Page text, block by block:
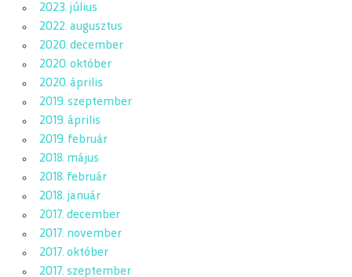
2023. július
2022. augusztus
2020. december
2020. október
2020. április
2019. szeptember
2019. április
2019. február
2018. május
2018. február
2018. január
2017. december
2017. november
2017. október
2017. szeptember